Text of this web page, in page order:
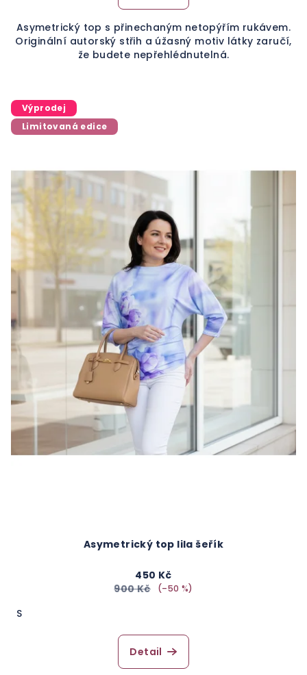
Asymetrický top s přinechaným netopýřím rukávem.
Originální autorský střih a úžasný motiv látky zaručí,
že budete nepřehlédnutelná.
Výprodej
Limitovaná edice
Asymetrický top lila šeřík
450 Kč
900 Kč
(–50 %)
S
Detail